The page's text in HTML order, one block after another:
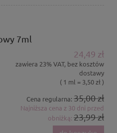
7ml
24,49 zł
zawiera 23% VAT, bez kosztów
dostawy
( 1 ml = 3,50 zł )
Cena regularna: 35,00 zł
Najniższa cena z 30 dni przed
obniżką: 23,99 zł